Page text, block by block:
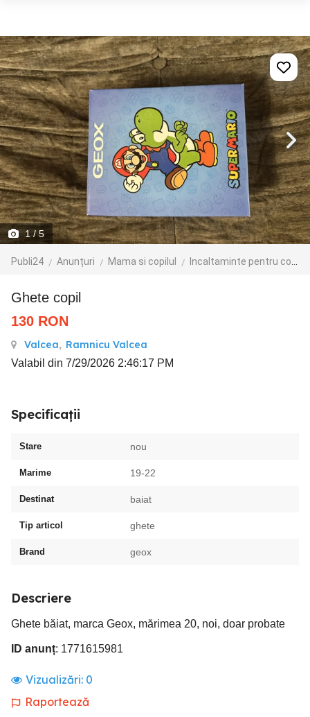
1/ 5
Publi24 Anunțuri Mama si copilul Incaltaminte pentru copii
Ghete copil
130 RON
Valcea, Ramnicu Valcea
Valabil din 7/29/2026 2:46:17 PM
Specificații
Stare nou
Marime 19-22
Destinat baiat
Tip articol ghete
Brand geox
Descriere
Ghete băiat, marca Geox, mărimea 20, noi, doar probate
ID anunț: 1771615981
Vizualizări: 0
Raportează